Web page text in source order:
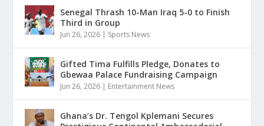
Senegal Thrash 10-Man Iraq 5-0 to Finish
Third in Group
Jun 26, 2026 | Sports News
Gifted Tima Fulfills Pledge, Donates to
Gbewaa Palace Fundraising Campaign
Jun 26, 2026 | Entertainment News
Ghana’s Dr. Tengol Kplemani Secures